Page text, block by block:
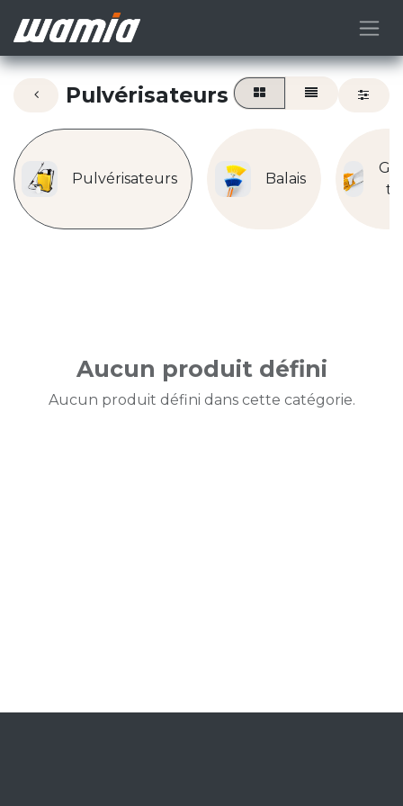
Pulvérisateurs
Pulvérisateurs Balais
Aucun produit défini
Aucun produit défini dans cette catégorie.